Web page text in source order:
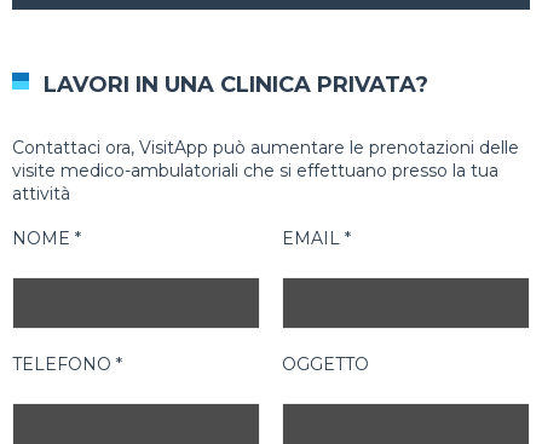
LAVORI IN UNA CLINICA PRIVATA?
Contattaci ora, VisitApp può aumentare le prenotazioni delle
visite medico-ambulatoriali che si effettuano presso la tua
attività
NOME *
TELEFONO *
EMAIL *
OGGETTO